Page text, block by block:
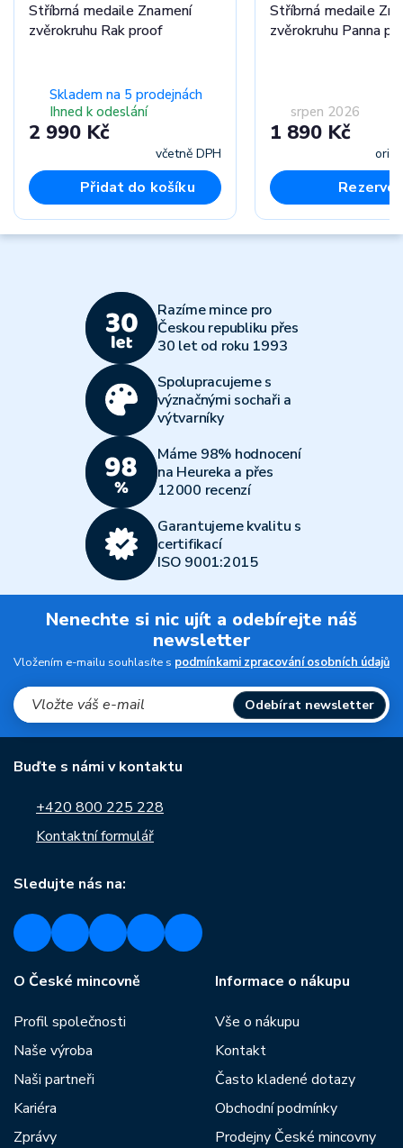
Stříbrná medaile Znamení
zvěrokruhu Rak proof
Skladem na 5 prodejnách
Ihned k odeslání
2 990 Kč
včetně DPH
Přidat do košíku
Stříbrná medaile
zvěrokruhu Panna
srpen 2026
1 890 Kč
Razíme mince pro
Českou republiku přes
30 let od roku 1993
Spolupracujeme s
význačnými sochaři a
výtvarníky
Máme 98% hodnocení
na Heureka a přes
12000 recenzí
Garantujeme kvalitu s
certifikací
ISO 9001:2015
Nenechte si nic ujít a odebírejte náš
newsletter
Vložením e-mailu souhlasíte s podmínkami zpracování osobních údajů
Odebírat newsletter
Buďte s námi v kontaktu
+420 800 225 228
Kontaktní formulář
Sledujte nás na:
O České mincovně
Profil společnosti
Naše výroba
Naši partneři
Kariéra
Zprávy
Informace o nákupu
Vše o nákupu
Kontakt
Často kladené dotazy
Obchodní podmínky
Prodejny České mincovny